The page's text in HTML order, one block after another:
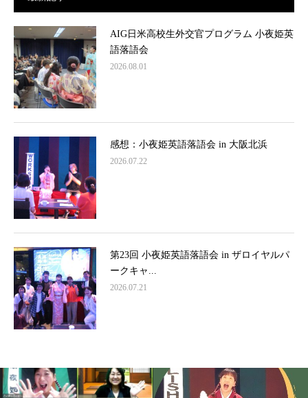
AIG日米高校生外交官プログラム 小夜姫英
語落語会
2026.08.01
感想：小夜姫英語落語会 in 大阪北浜
2026.07.22
第23回 小夜姫英語落語会 in ザロイヤルパ
ークキャ...
2026.07.21